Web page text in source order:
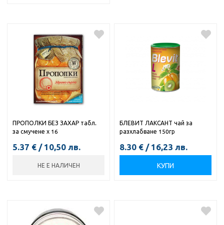
ПРОПОЛКИ БЕЗ ЗАХАР табл.
за смучене х 16
5.37 € / 10,50 лв.
НЕ Е НАЛИЧЕН
БЛЕВИТ ЛАКСАНТ чай за
разхлабване 150гр
8.30 € / 16,23 лв.
КУПИ